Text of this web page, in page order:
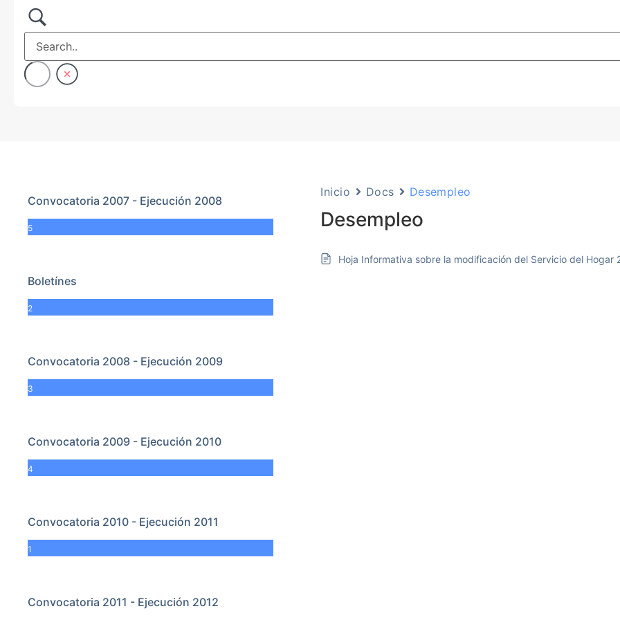
Convocatoria 2007 - Ejecución 2008
5
Boletínes
2
Convocatoria 2008 - Ejecución 2009
3
Convocatoria 2009 - Ejecución 2010
4
Convocatoria 2010 - Ejecución 2011
1
Convocatoria 2011 - Ejecución 2012
Inicio Docs Desempleo
Desempleo
Hoja Informativa sobre la modificación del Servicio del Hogar